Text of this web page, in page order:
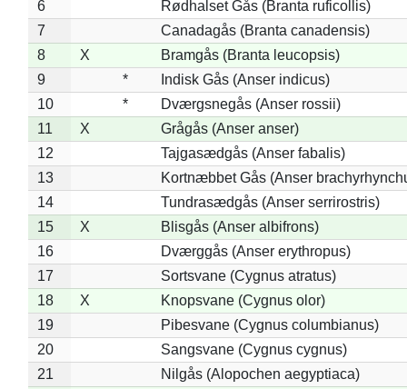
6
Rødhalset Gås (Branta ruficollis)
7
Canadagås (Branta canadensis)
8
X
Bramgås (Branta leucopsis)
9
*
Indisk Gås (Anser indicus)
10
*
Dværgsnegås (Anser rossii)
11
X
Grågås (Anser anser)
12
Tajgasædgås (Anser fabalis)
13
Kortnæbbet Gås (Anser
14
Tundrasædgås (Anser serrirostris)
15
X
Blisgås (Anser albifrons)
16
Dværggås (Anser erythropus)
17
Sortsvane (Cygnus atratus)
18
X
Knopsvane (Cygnus olor)
19
Pibesvane (Cygnus columbianus)
20
Sangsvane (Cygnus cygnus)
21
Nilgås (Alopochen aegyptiaca)